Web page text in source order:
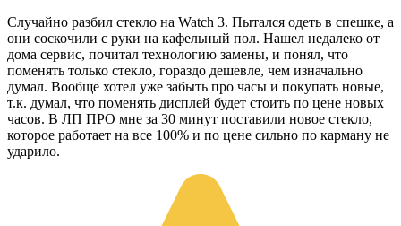
Случайно разбил стекло на Watch 3. Пытался одеть в спешке, а
они соскочили с руки на кафельный пол. Нашел недалеко от
дома сервис, почитал технологию замены, и понял, что
поменять только стекло, гораздо дешевле, чем изначально
думал. Вообще хотел уже забыть про часы и покупать новые,
т.к. думал, что поменять дисплей будет стоить по цене новых
часов. В ЛП ПРО мне за 30 минут поставили новое стекло,
которое работает на все 100% и по цене сильно по карману не
ударило.